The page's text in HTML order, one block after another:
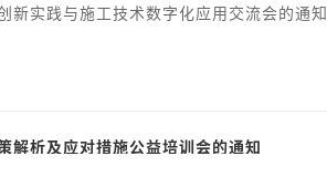
新实践与施工技术数字化应用交流会的通知
解析及应对措施公益培训会的通知